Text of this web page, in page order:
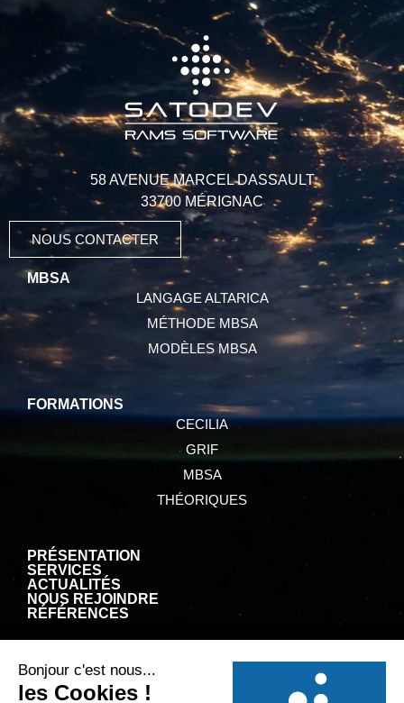
MBSA
LANGAGE ALTARICA
MÉTHODE MBSA
MODÈLES MBSA
58 AVENUE MARCEL DASSAULT
33700 MÉRIGNAC
NOUS CONTACTER
FORMATIONS
CECILIA
GRIF
MBSA
THÉORIQUES
PRÉSENTATION
SERVICES
ACTUALITÉS
NOUS REJOINDRE
RÉFÉRENCES